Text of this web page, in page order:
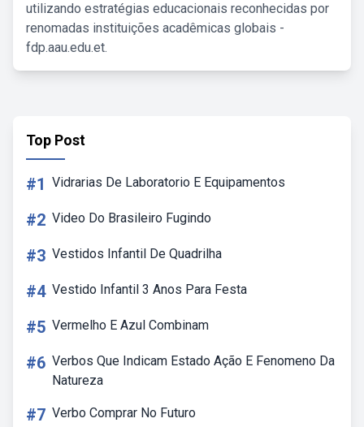
utilizando estratégias educacionais reconhecidas por
renomadas instituições acadêmicas globais -
fdp.aau.edu.et.
Top Post
#1 Vidrarias De Laboratorio E Equipamentos
#2 Video Do Brasileiro Fugindo
#3 Vestidos Infantil De Quadrilha
#4 Vestido Infantil 3 Anos Para Festa
#5 Vermelho E Azul Combinam
#6 Verbos Que Indicam Estado Ação E Fenomeno Da
Natureza
#7 Verbo Comprar No Futuro